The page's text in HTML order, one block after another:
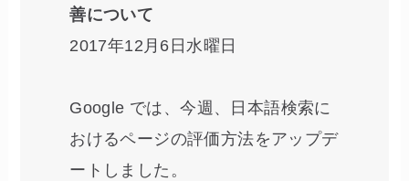
善について
2017年12月6日水曜日
Google では、今週、日本語検索に
おけるページの評価方法をアップデ
ートしました。